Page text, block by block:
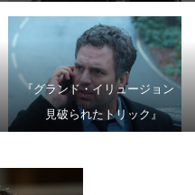
『グランド・イリュージョン
見破られたトリック』